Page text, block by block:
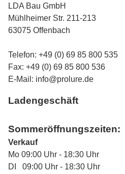
LDA Bau GmbH
Mühlheimer Str. 211-213
63075 Offenbach
Telefon: +49 (0) 69 85 800 535
Fax: +49 (0) 69 85 800 536
E-Mail: info@prolure.de
Ladengeschäft
Sommeröffnungszeiten:
Verkauf
Mo 09:00 Uhr - 18:30 Uhr
DI 09:00 Uhr - 18:30 Uhr